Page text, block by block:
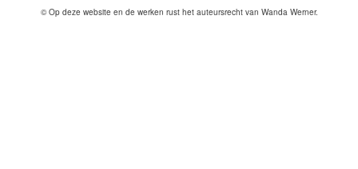
© Op deze website en de werken rust het auteursrecht van Wanda Werner.